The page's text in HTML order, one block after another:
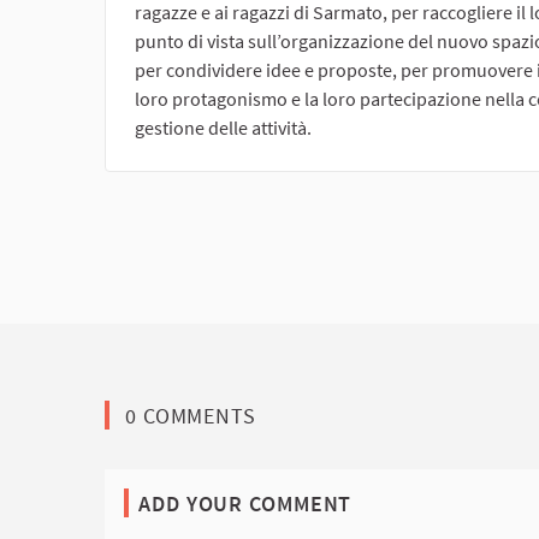
ragazze e ai ragazzi di Sarmato, per raccogliere il
punto di vista sull’organizzazione del nuovo
per condividere idee e proposte, per promuovere
loro protagonismo e la loro partecipazione nella
gestione delle attività.
0 COMMENTS
ADD YOUR COMMENT